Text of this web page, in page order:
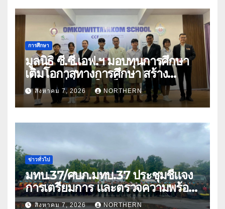
การศึกษา
มูลนิธิ ซี.ซี.เอฟ.ฯ มอบทุนการศึกษา
เติมโอกาสทางการศึกษา สร้าง
อนาคตที่มั่นคงให้เด็กและเยาวชน
ด้อยโอกาส
สิงหาคม 7, 2026 NORTHERN
ข่าวทั่วไป
มทบ.37/ศบภ.มทบ.37 ประชุมชี้แจง
การเตรียมการ และตรวจความพร้อม
ด้านการบรรเทาสาธารณภัย
สิงหาคม 7, 2026 NORTHERN